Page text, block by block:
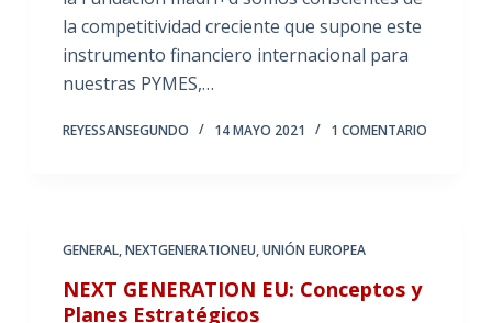
la competitividad creciente que supone este
instrumento financiero internacional para
nuestras PYMES,…
REYESSANSEGUNDO 14 MAYO 2021 1 COMENTARIO
GENERAL,NEXTGENERATIONEU,UNIÓN EUROPEA
NEXT GENERATION EU: Conceptos y
Planes Estratégicos